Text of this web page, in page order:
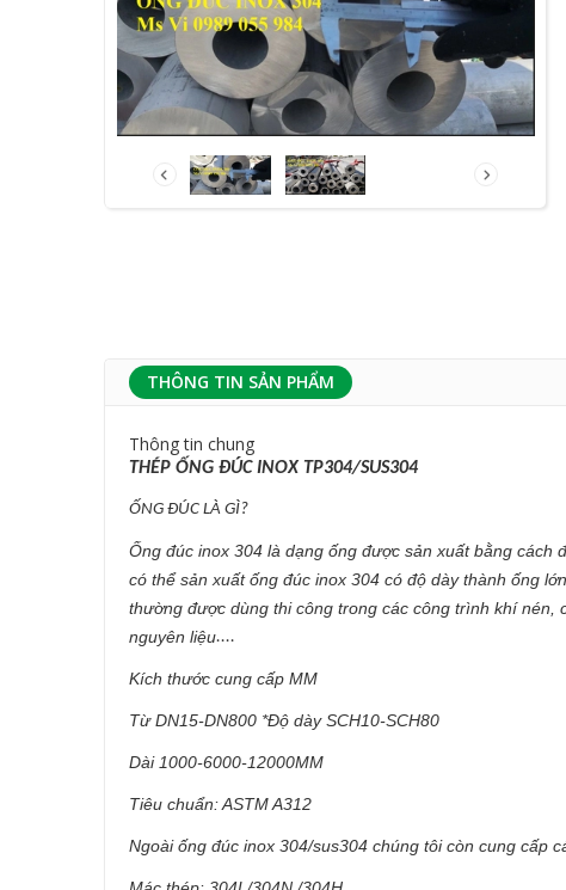
THÔNG TIN SẢN PHẨM
Thông tin chung
THÉP ỐNG ĐÚC INOX TP304/SUS304
ỐNG ĐÚC LÀ GÌ?
Ống đúc inox 304 là dạng ống được sản xuất bằng
có thể sản xuất ống đúc inox 304 có độ dày thành ống
thường được dùng thi công trong các công trình khí nén,
nguyên liệu....
Kích thước cung cấp MM
Từ DN15-DN800 *Độ dày SCH10-SCH80
Dài 1000-6000-12000MM
Tiêu chuẩn: ASTM A312
Ngoài ống đúc inox 304/sus304 chúng tôi còn cung cấp